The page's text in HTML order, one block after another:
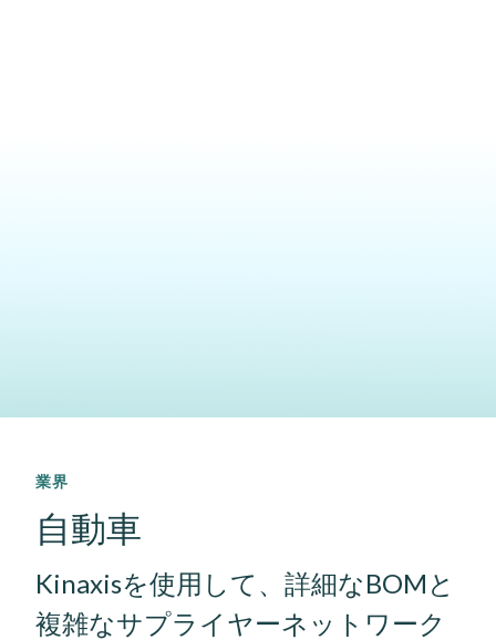
業界
自動車
Kinaxisを使用して、詳細なBOMと
複雑なサプライヤーネットワーク